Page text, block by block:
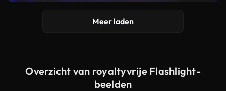
Meer laden
Overzicht van royaltyvrije Flashlight-
beelden